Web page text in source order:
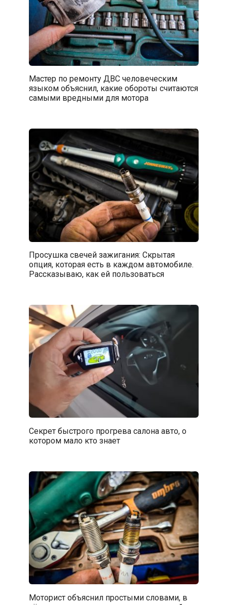
Мастер по ремонту ДВС человеческим
языком объяснил, какие обороты считаются
самыми вредными для мотора
Просушка свечей зажигания: Скрытая
опция, которая есть в каждом автомобиле.
Рассказываю, как ей пользоваться
Секрет быстрого прогрева салона авто, о
котором мало кто знает
Моторист объяснил простыми словами, в